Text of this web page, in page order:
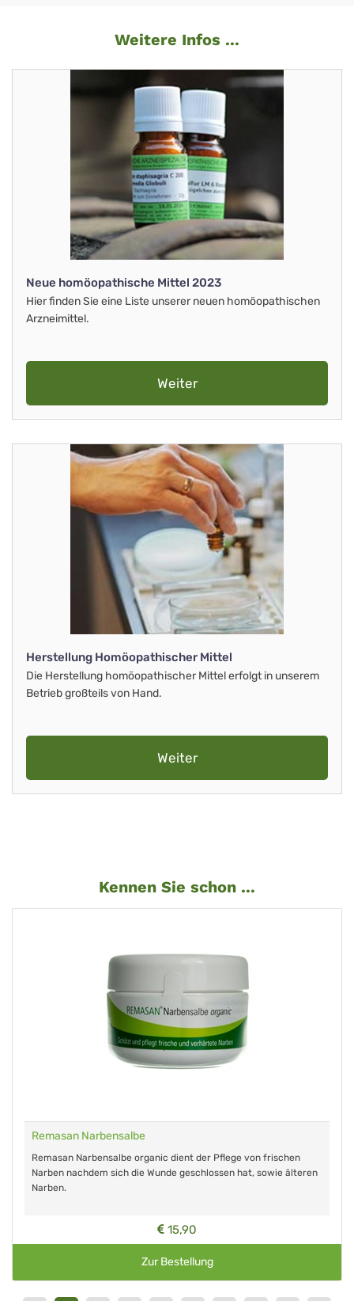
Weitere Infos ...
Neue homöopathische Mittel 2023
Hier finden Sie eine Liste unserer neuen homöopathischen
Arzneimittel.
Weiter
Herstellung Homöopathischer Mittel
Die Herstellung homöopathischer Mittel erfolgt in unserem
Betrieb großteils von Hand.
Weiter
Kennen Sie schon ...
Remasan Narbensalbe
Remasan Narbensalbe organic dient der Pflege von frischen
Narben nachdem sich die Wunde geschlossen hat, sowie älteren
Narben.
15,90
Zur Bestellung